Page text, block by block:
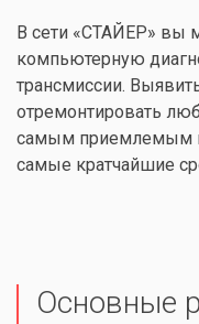
В сети «СТАЙЕР» вы
компьютерную
трансмиссии.
отремонтировать
самым приемлемым
самые кратчайшие
Основные